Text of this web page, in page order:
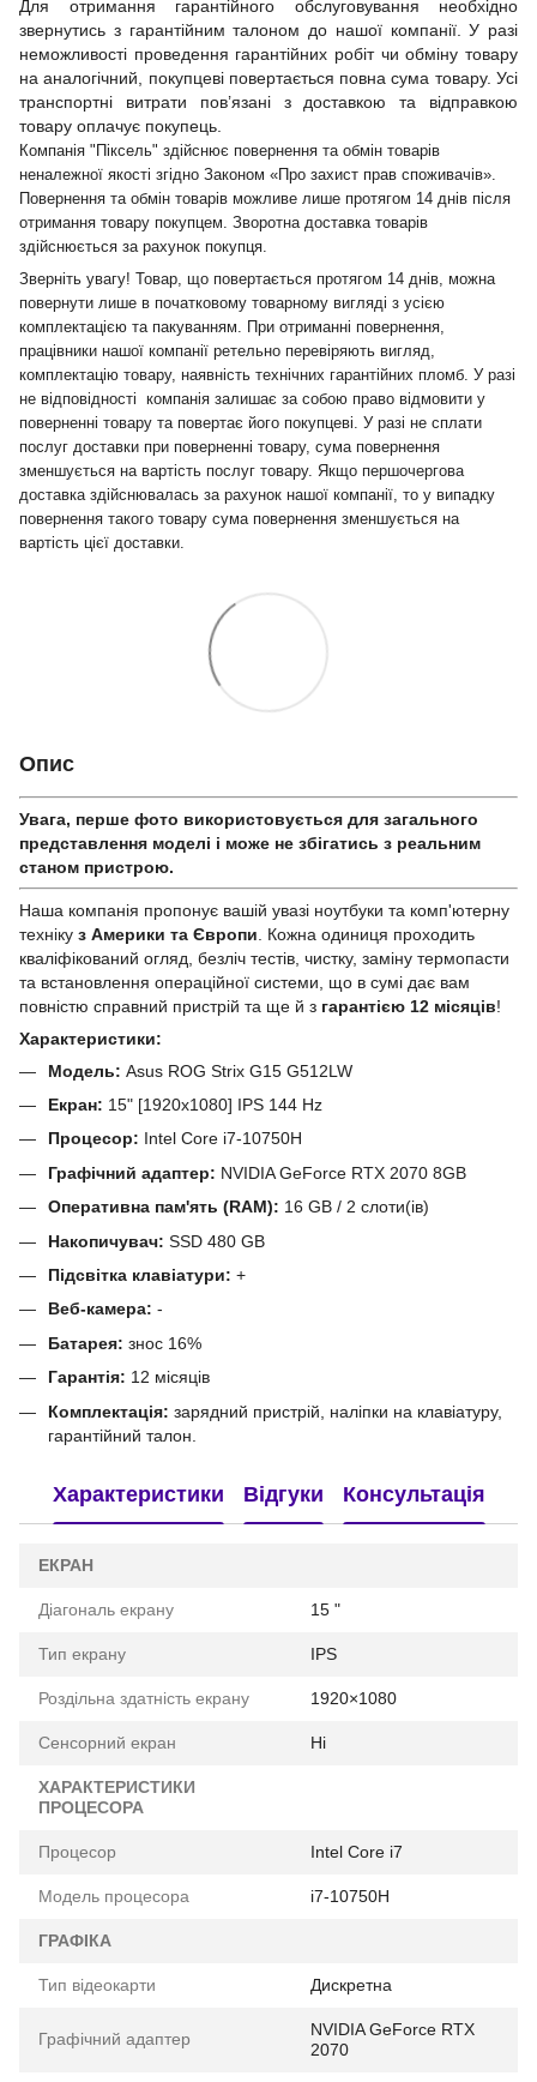
Для отримання гарантійного обслуговування необхідно
звернутись з гарантійним талоном до нашої компанії. У разі
неможливості проведення гарантійних робіт чи обміну товару
на аналогічний, покупцеві повертається повна сума товару. Усі
транспортні витрати пов’язані з доставкою та відправкою
товару оплачує покупець.
Компанія "Піксель" здійснює повернення та обмін товарів
неналежної якості згідно Законом «Про захист прав споживачів».
Повернення та обмін товарів можливе лише протягом 14 днів після
отримання товару покупцем. Зворотна доставка товарів
здійснюється за рахунок покупця.
Зверніть увагу! Товар, що повертається протягом 14 днів, можна
повернути лише в початковому товарному вигляді з усією
комплектацією та пакуванням. При отриманні повернення,
працівники нашої компанії ретельно перевіряють вигляд,
комплектацію товару, наявність технічних гарантійних пломб. У разі
не відповідності компанія залишає за собою право відмовити у
поверненні товару та повертає його покупцеві. У разі не сплати
послуг доставки при поверненні товару, сума повернення
зменшується на вартість послуг товару. Якщо першочергова
доставка здійснювалась за рахунок нашої компанії, то у випадку
повернення такого товару сума повернення зменшується на
вартість цієї доставки.
Опис
Увага, перше фото використовується для загального
представлення моделі і може не збігатись з реальним
станом приcтрою.
Наша компанія пропонує вашій увазі ноутбуки та комп'ютерну
техніку з Америки та Європи . Кожна одиниця проходить
кваліфікований огляд, безліч тестів, чистку, заміну термопасти
та встановлення операційної системи, що в сумі дає вам
повністю справний пристрій та ще й з гарантією 12 місяців!
Характеристики:
Модель: Asus ROG Strix G15 G512LW
Екран: 15" [1920x1080] IPS 144 Hz
Процесор: Intel Core i7-10750H
Графічний адаптер: NVIDIA GeForce RTX 2070 8GB
Оперативна пам'ять (RAM): 16 GB / 2 слоти(ів)
Накопичувач: SSD 480 GB
Підсвітка клавіатури: +
Веб-камера: -
Батарея: знос 16%
Гарантія: 12 місяців
Комплектація: зарядний пристрій, наліпки на клавіатуру,
гарантійний талон.
Характеристики Відгуки Консультація
ЕКРАН
Діагональ екрану 15 "
Тип екрану IPS
Роздільна здатність екрану 1920×1080
Сенсорний екран Ні
ХАРАКТЕРИСТИКИ
ПРОЦЕСОРА
Процесор Intel Core i7
Модель процесора i7-10750H
ГРАФІКА
Тип відеокарти Дискретна
Графічний адаптер
NVIDIA GeForce RTX
2070